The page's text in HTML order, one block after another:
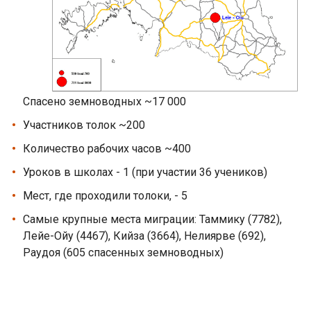
Спасено земноводных ~17 000
Участников толок ~200
Количество рабочих часов ~400
Уроков в школах - 1 (при участии 36 учеников)
Мест, где проходили толоки, - 5
Самые крупные места миграции: Таммику (7782),
Лейе-Ойу (4467), Кийза (3664), Нелиярве (692),
Раудоя (605 спасенных земноводных)